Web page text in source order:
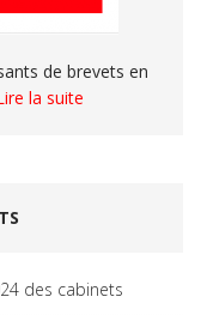
de brevets en
la suite
des cabinets